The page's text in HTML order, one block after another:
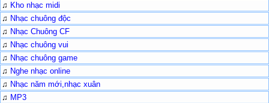
♫ Kho nhạc midi
♫ Nhạc chuông độc
♫ Nhạc Chuông CF
♫ Nhạc chuông vui
♫ Nhạc chuông game
♫ Nghe nhạc online
♫ Nhạc năm mới,nhạc xuân
♫ MP3